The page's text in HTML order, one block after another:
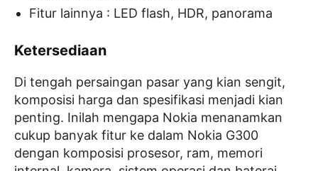
Fitur lainnya : LED flash, HDR, panorama
Ketersediaan
Di tengah persaingan pasar yang kian sengit,
komposisi harga dan spesifikasi menjadi kian
penting. Inilah mengapa Nokia menanamkan
cukup banyak fitur ke dalam Nokia G300
dengan komposisi prosesor, ram, memori